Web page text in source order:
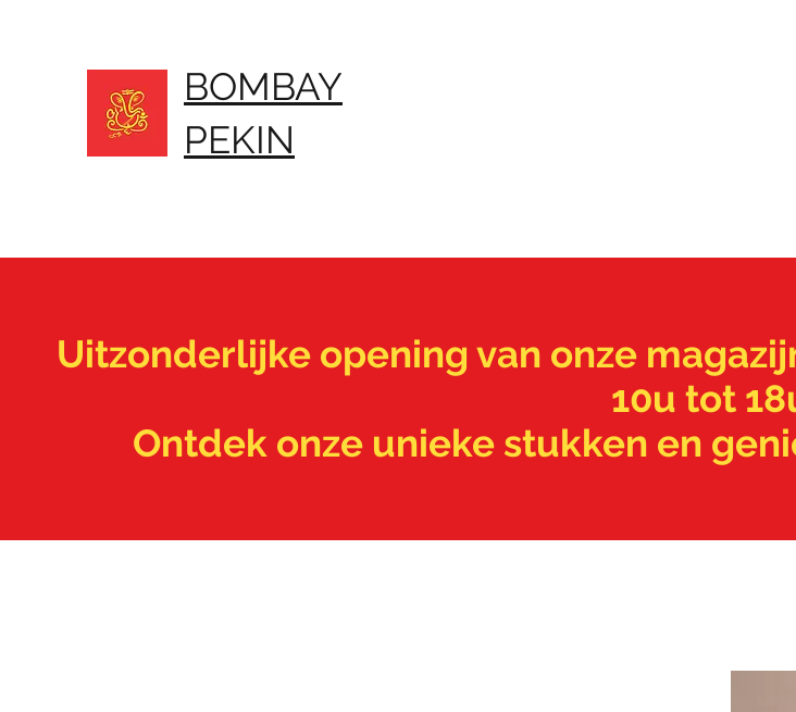
BOMBAY
PEKIN
Uitzonderlijke opening van onze
10u tot
Ontdek onze unieke stukken en